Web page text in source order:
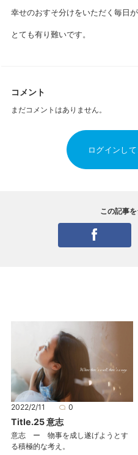
幸せのおすそ分けをいただく毎日が
とても有り難いです。
コメント
まだコメントはありません。
ログインし
この記事
2022/2/11 0
Title.25 意志
意志 ー 物事を成し遂げようとす
る積極的な考え。